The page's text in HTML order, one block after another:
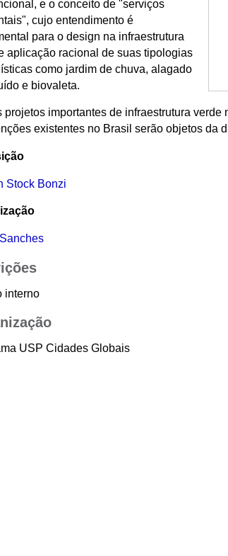
e o conceito de "serviços
cujo entendimento é
para o design na infraestrutura
aplicação racional de suas tipologias
como jardim de chuva, alagado
e biovaleta.
projetos importantes de infraestrutura
existentes no Brasil serão objetos da
Stock Bonzi
interno
USP Cidades Globais